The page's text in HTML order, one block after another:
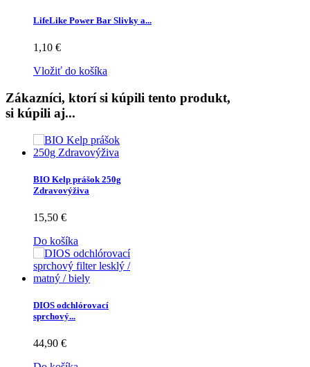
LifeLike Power Bar Slivky a...
1,10 €
Vložiť do košíka
Zákazníci, ktorí si kúpili tento produkt,
si kúpili aj...
BIO Kelp prášok 250g
Zdravovýživa
15,50 €
Do košíka
DIOS odchlórovací
sprchový...
44,90 €